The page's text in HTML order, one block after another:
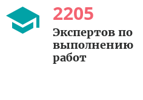
2205
Экспертов по
выполнению
работ